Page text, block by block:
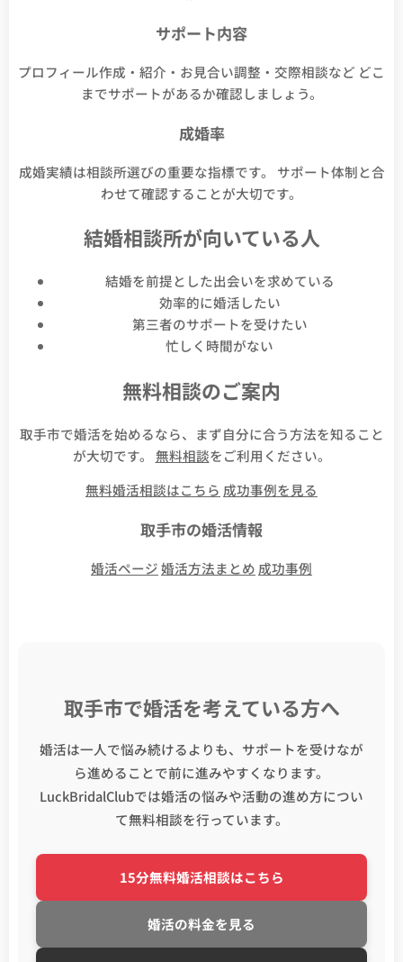
サポート内容
プロフィール作成・紹介・お見合い調整・交際相談など どこ
までサポートがあるか確認しましょう。
成婚率
成婚実績は相談所選びの重要な指標です。 サポート体制と合
わせて確認することが大切です。
結婚相談所が向いている人
結婚を前提とした出会いを求めている
効率的に婚活したい
第三者のサポートを受けたい
忙しく時間がない
無料相談のご案内
取手市で婚活を始めるなら、まず自分に合う方法を知ること
が大切です。 無料相談をご利用ください。
無料婚活相談はこちら 成功事例を見る
取手市の婚活情報
婚活ページ婚活方法まとめ 成功事例
取手市で婚活を考えている方へ
婚活は一人で悩み続けるよりも、サポートを受けなが
ら進めることで前に進みやすくなります。
LuckBridalClubでは婚活の悩みや活動の進め方につい
て無料相談を行っています。
15分無料婚活相談はこちら
婚活の料金を見る